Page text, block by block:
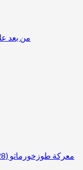
من بعد
معركة طوزخورماتو (28–29 نيسان 1918)